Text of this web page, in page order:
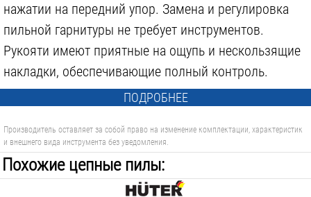
1 000 р. 370 р.
РАДИСТ РС 16 КГ 2Х1.5, 20М STIHL RAPID MICRO SPEZIAL 13 RMS, 3661-006-0076
нажатии на передний упор. Замена и регулировка
пильной гарнитуры не требует инструментов.
Рукояти имеют приятные на ощупь и нескользящие
накладки, обеспечивающие полный контроль.
ПОДРОБНЕЕ
Производитель оставляет за собой право на изменение комплектации, характеристик
и внешнего вида инструмента без уведомления.
Похожие цепные пилы: